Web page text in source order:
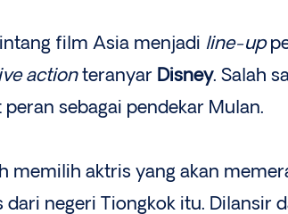
film Asia menjadi line-up
actionteranyar Disney. Salah
sebagai pendekar Mulan.
memilih aktris yang akan
dari negeri Tiongkok itu. Dilansir